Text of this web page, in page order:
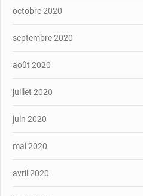
octobre 2020
septembre 2020
août 2020
juillet 2020
juin 2020
mai 2020
avril 2020